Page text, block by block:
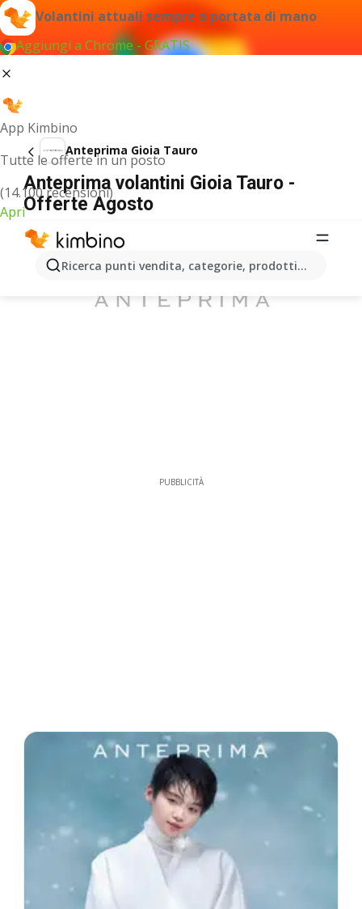
Volantini attuali sempre a portata di mano
Aggiungi a Chrome - GRATIS
App Kimbino
Tutte le offerte in un posto
(14.100 recensioni)
Apri
Ricerca punti vendita, categorie, prodotti...
Anteprima Gioia Tauro
Anteprima volantini Gioia Tauro -
Offerte Agosto
PUBBLICITÀ